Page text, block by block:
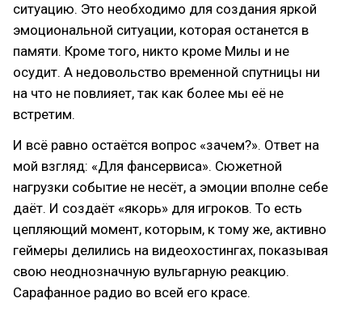
ситуацию. Это необходимо для создания яркой
эмоциональной ситуации, которая останется в
памяти. Кроме того, никто кроме Милы и не
осудит. А недовольство временной спутницы ни
на что не повлияет, так как более мы её не
встретим.
И всё равно остаётся вопрос «зачем?». Ответ на
мой взгляд: «Для фансервиса». Сюжетной
нагрузки событие не несёт, а эмоции вполне себе
даёт. И создаёт «якорь» для игроков. То есть
цепляющий момент, которым, к тому же, активно
геймеры делились на видеохостингах, показывая
свою неоднозначную вульгарную реакцию.
Сарафанное радио во всей его красе.